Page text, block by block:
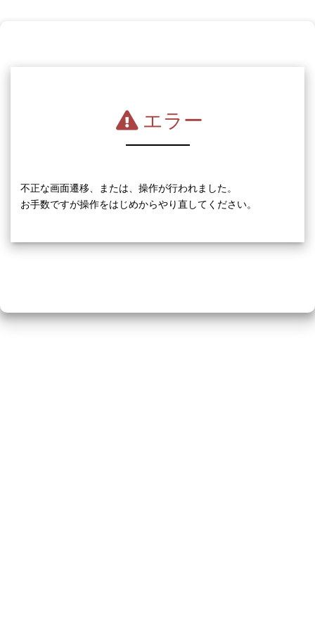
エラー
不正な画面遷移、または、操作が行われました。
お手数ですが操作をはじめからやり直してください。